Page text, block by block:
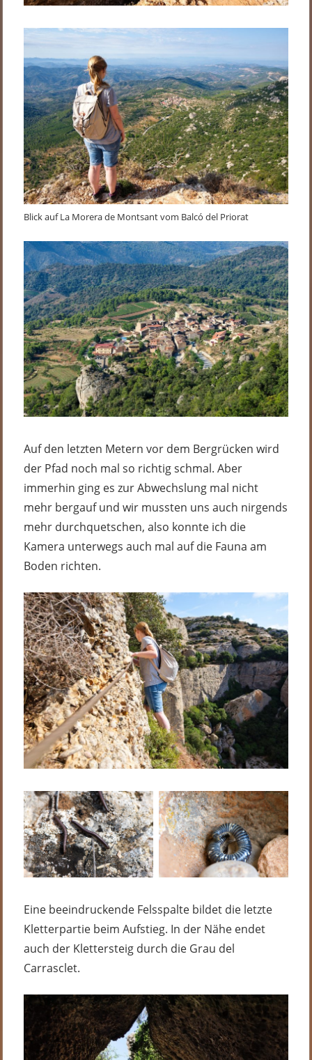
Blick auf La Morera de Montsant vom Balcó del Priorat
Auf den letzten Metern vor dem Bergrücken wird
der Pfad noch mal so richtig schmal. Aber
immerhin ging es zur Abwechslung mal nicht
mehr bergauf und wir mussten uns auch nirgends
mehr durchquetschen, also konnte ich die
Kamera unterwegs auch mal auf die Fauna am
Boden richten.
Eine beeindruckende Felsspalte bildet die letzte
Kletterpartie beim Aufstieg. In der Nähe endet
auch der Klettersteig durch die Grau del
Carrasclet.